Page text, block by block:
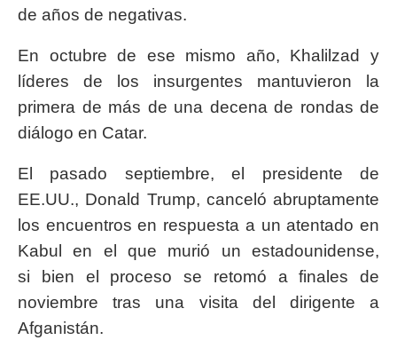
de años de negativas.
En octubre de ese mismo año, Khalilzad y
líderes de los insurgentes mantuvieron la
primera de más de una decena de rondas de
diálogo en Catar.
El pasado septiembre, el presidente de
EE.UU., Donald Trump, canceló abruptamente
los encuentros en respuesta a un atentado en
Kabul en el que murió un estadounidense,
si bien el proceso se retomó a finales de
noviembre tras una visita del dirigente a
Afganistán.